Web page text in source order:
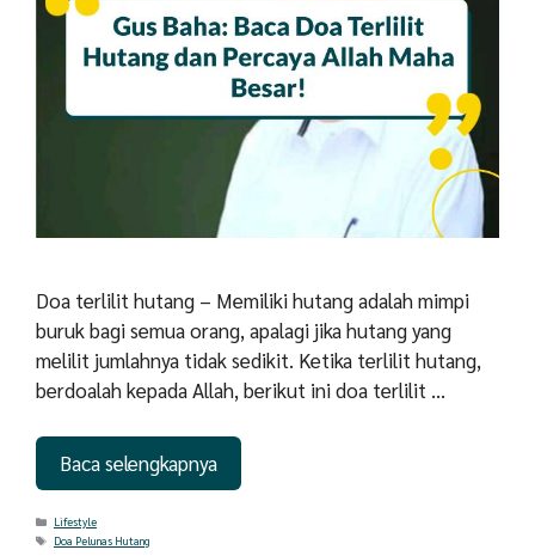
Doa terlilit hutang – Memiliki hutang adalah mimpi
buruk bagi semua orang, apalagi jika hutang yang
melilit jumlahnya tidak sedikit. Ketika terlilit hutang,
berdoalah kepada Allah, berikut ini doa terlilit …
Baca selengkapnya
Categories
Lifestyle
Tags
Doa Pelunas Hutang